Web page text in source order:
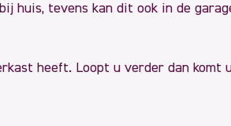
huis, tevens kan dit ook in de
heeft. Loopt u verder dan komt